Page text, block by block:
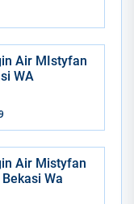
Air MIstyfan
WA
Air Mistyfan
Wa